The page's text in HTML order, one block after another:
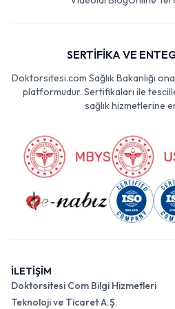
SERTİFİKA VE
Doktorsitesi.com Sağlık Bakanlığı
platformudur. Sertifikaları ile
sağlık hizmetlerine
İLETİŞİM
Doktorsitesi Com Bilgi Hizmetleri
Teknoloji ve Ticaret A.Ş.